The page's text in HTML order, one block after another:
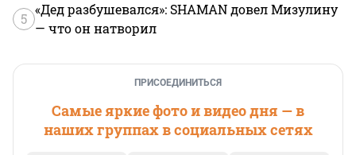
5
«Дед разбушевался»: SHAMAN довел Мизулину
— что он натворил
ПРИСОЕДИНИТЬСЯ
Самые яркие фото и видео дня — в
наших группах в социальных сетях